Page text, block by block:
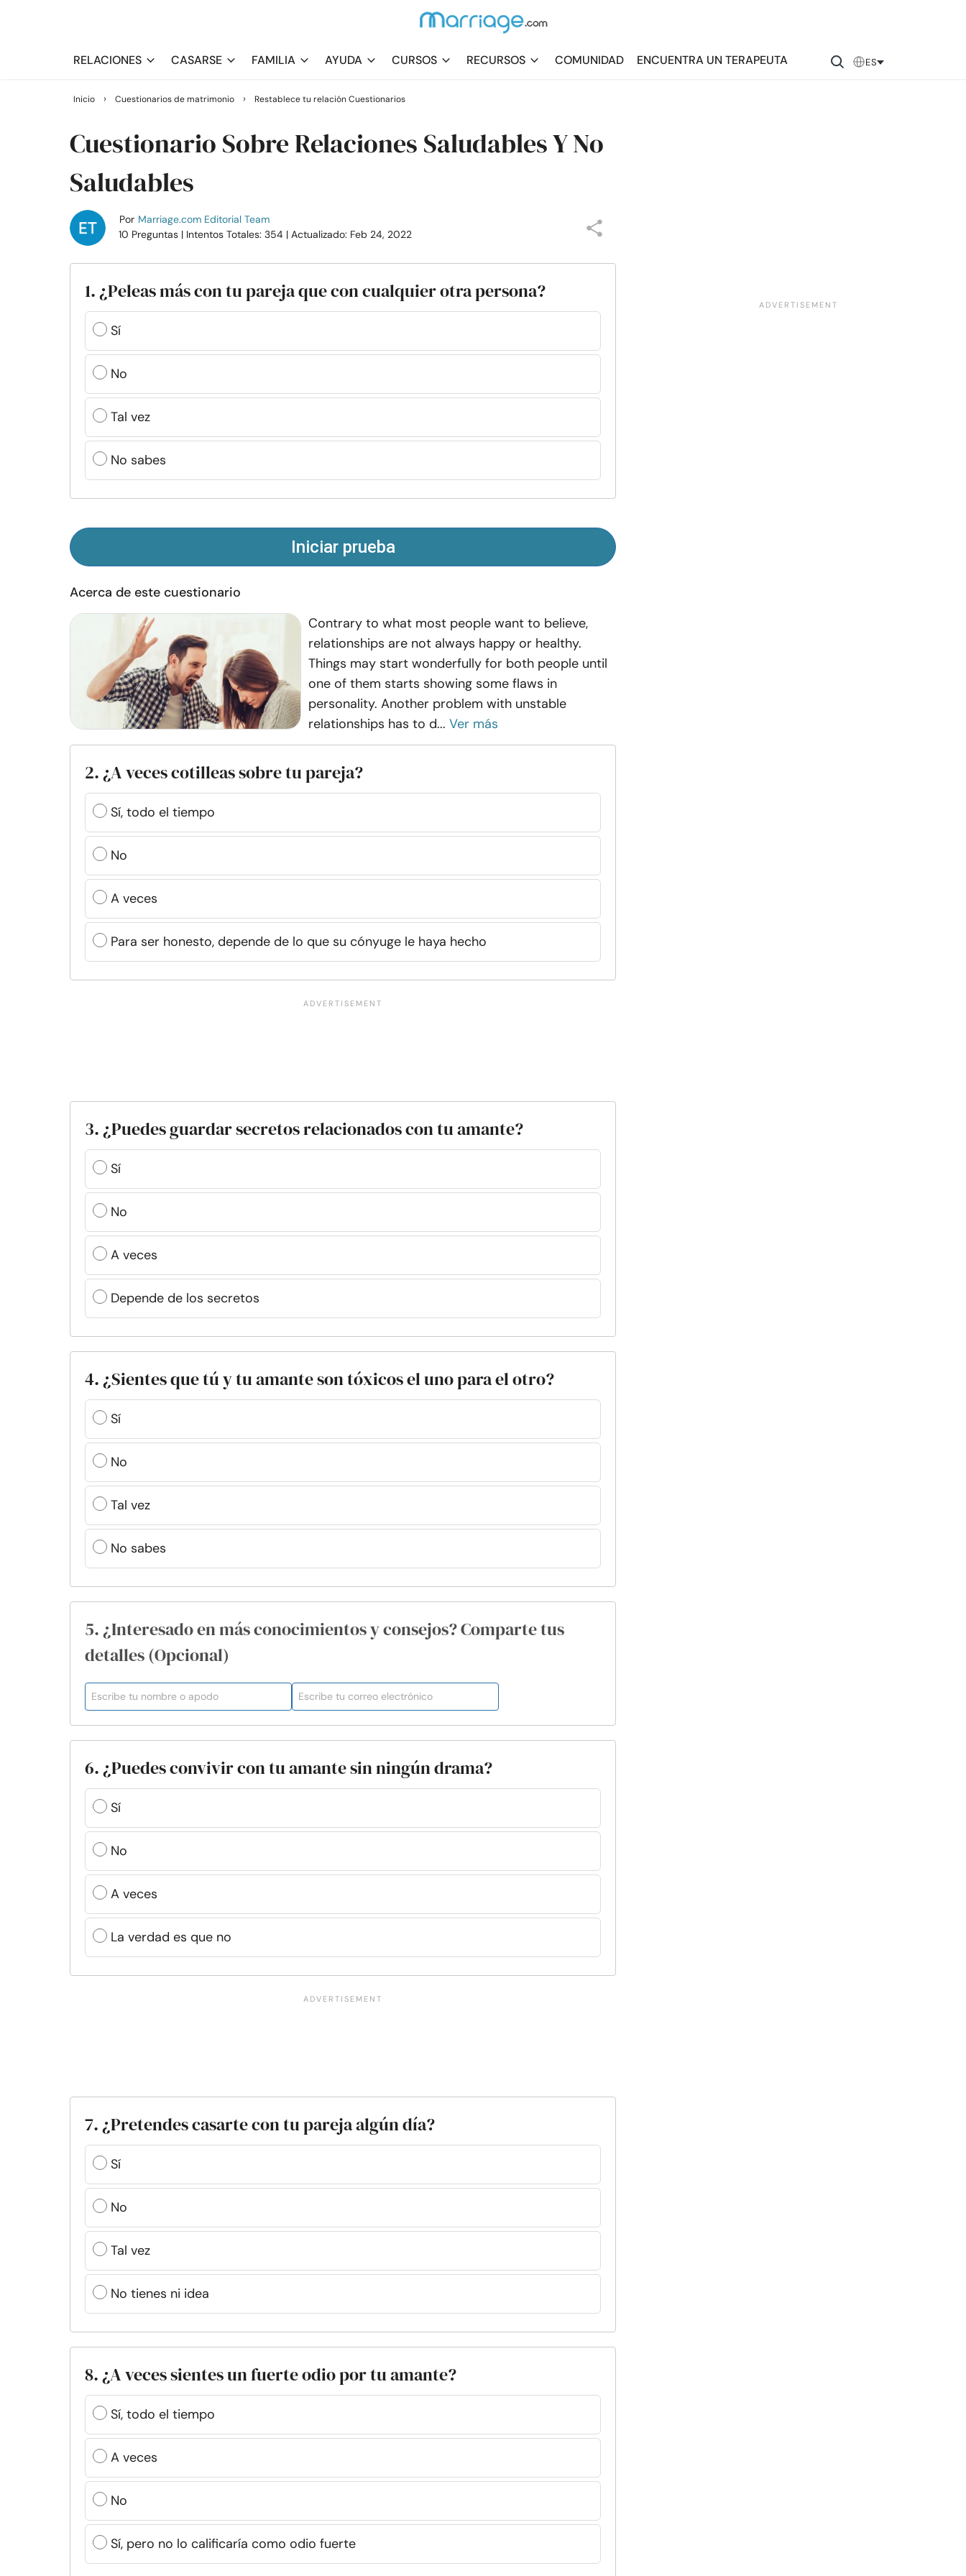
RELACIONES CASARSE FAMILIA AYUDA CURSOS RECURSOS COMUNIDAD ENCUENTRA UN TERAPEUTA ES
Inicio › Cuestionarios de matrimonio › Restablece tu relación Cuestionarios
Cuestionario Sobre Relaciones Saludables Y No
Saludables
Por Marriage.com Editorial Team
10 Preguntas | Intentos Totales: 354 | Actualizado: Feb 24, 2022
1. ¿Peleas más con tu pareja que con cualquier otra persona?
Sí
No
Tal vez
No sabes
Iniciar prueba
Acerca de este cuestionario
Contrary to what most people want to believe,
relationships are not always happy or healthy.
Things may start wonderfully for both people until
one of them starts showing some flaws in
personality. Another problem with unstable
relationships has to d... Ver más
2. ¿A veces cotilleas sobre tu pareja?
Sí, todo el tiempo
No
A veces
Para ser honesto, depende de lo que su cónyuge le haya hecho
3. ¿Puedes guardar secretos relacionados con tu amante?
Sí
No
A veces
Depende de los secretos
4. ¿Sientes que tú y tu amante son tóxicos el uno para el otro?
Sí
No
Tal vez
No sabes
5. ¿Interesado en más conocimientos y consejos? Comparte tus
detalles (Opcional)
6. ¿Puedes convivir con tu amante sin ningún drama?
Sí
No
A veces
La verdad es que no
7. ¿Pretendes casarte con tu pareja algún día?
Sí
No
Tal vez
No tienes ni idea
8. ¿A veces sientes un fuerte odio por tu amante?
Sí, todo el tiempo
A veces
No
Sí, pero no lo calificaría como odio fuerte